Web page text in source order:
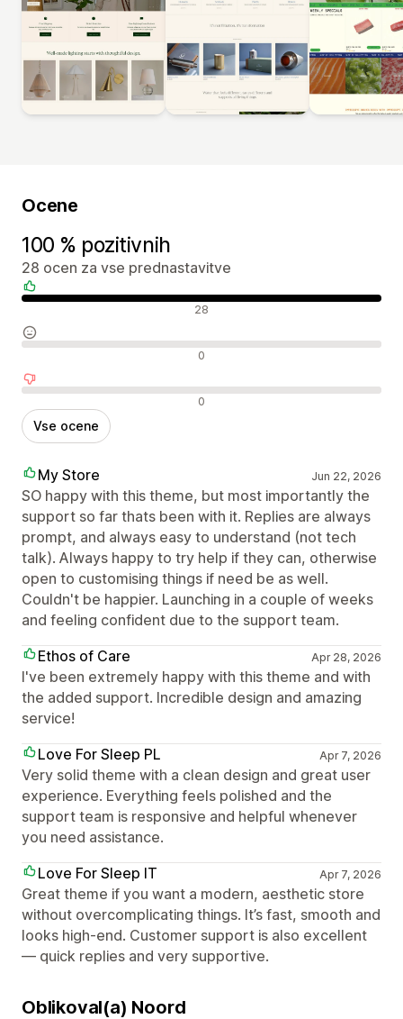
Ocene
100 % pozitivnih
28 ocen za vse prednastavitve
Pozitivne ocene 28
Nevtralne ocene 0
Negativne ocene 0
Vse ocene
My Store Jun 22, 2026
SO happy with this theme, but most importantly the
support so far thats been with it. Replies are always
prompt, and always easy to understand (not tech
talk). Always happy to try help if they can, otherwise
open to customising things if need be as well.
Couldn't be happier. Launching in a couple of weeks
and feeling confident due to the support team.
Ethos of Care
Apr 28, 2026
I've been extremely happy with this theme and with
the added support. Incredible design and amazing
service!
Love For Sleep PL
Apr 7, 2026
Very solid theme with a clean design and great user
experience. Everything feels polished and the
support team is responsive and helpful whenever
you need assistance.
Love For Sleep IT
Apr 7, 2026
Great theme if you want a modern, aesthetic store
without overcomplicating things. It’s fast, smooth and
looks high-end. Customer support is also excellent
— quick replies and very supportive.
Oblikoval(a) Noord